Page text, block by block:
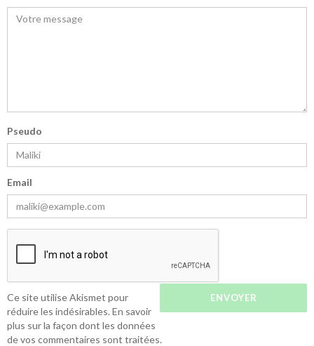
Pseudo
Email
Ce site utilise Akismet pour
réduire les indésirables. En savoir
plus sur la façon dont les données
de vos commentaires sont traitées.